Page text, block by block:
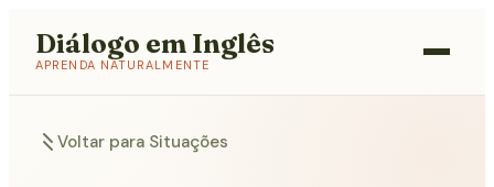
Diálogo em Inglês
APRENDA NATURALMENTE
Voltar para Situações